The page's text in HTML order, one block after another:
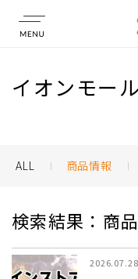
店舗情報
イオンモー
ALL 商品情報
検索結果：商
2026.07.28